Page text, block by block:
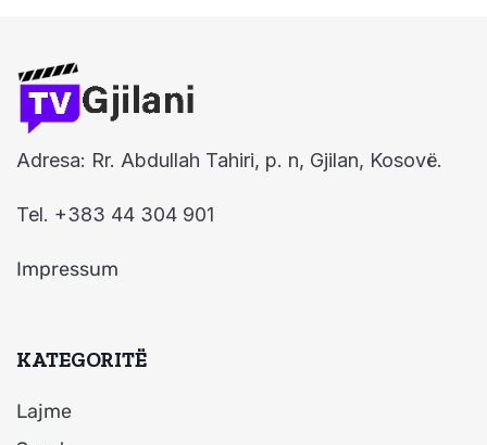
Adresa: Rr. Abdullah Tahiri, p. n, Gjilan, Kosovë.
Tel. +383 44 304 901
Impressum
KATEGORITË
Lajme